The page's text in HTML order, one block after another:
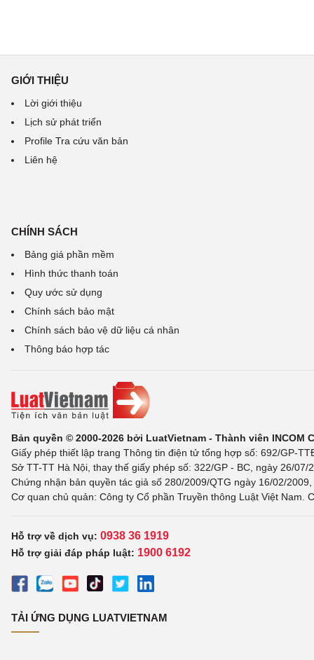
GIỚI THIỆU
Lời giới thiệu
Lịch sử phát triển
Profile Tra cứu văn bản
Liên hệ
CHÍNH SÁCH
Bảng giá phần mềm
Hình thức thanh toán
Quy ước sử dụng
Chính sách bảo mật
Chính sách bảo vệ dữ liệu cá nhân
Thông báo hợp tác
Bản quyền © 2000-2026 bởi LuatVietnam - Thành viên INCOM
Giấy phép thiết lập trang Thông tin điện tử tổng hợp số: 692/GP-
Sở TT-TT Hà Nội, thay thế giấy phép số: 322/GP - BC, ngày 26/
Chứng nhận bản quyền tác giả số 280/2009/QTG ngày 16/02/
Cơ quan chủ quản: Công ty Cổ phần Truyền thông Luật Việt Nam.
Hỗ trợ về dịch vụ: 0938 36 1919
Hỗ trợ giải đáp pháp luật: 1900 6192
TẢI ỨNG DỤNG LUATVIETNAM